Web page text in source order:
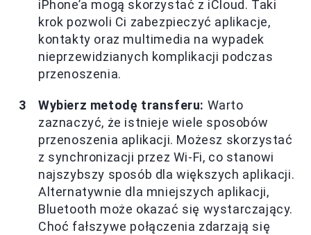
iPhone’a mogą skorzystać z iCloud. Taki
krok pozwoli Ci zabezpieczyć aplikacje,
kontakty oraz multimedia na wypadek
nieprzewidzianych komplikacji podczas
przenoszenia.
Wybierz metodę transferu: Warto
zaznaczyć, że istnieje wiele sposobów
przenoszenia aplikacji. Możesz skorzystać
z synchronizacji przez Wi-Fi, co stanowi
najszybszy sposób dla większych aplikacji.
Alternatywnie dla mniejszych aplikacji,
Bluetooth może okazać się wystarczający.
Choć fałszywe połączenia zdarzają się